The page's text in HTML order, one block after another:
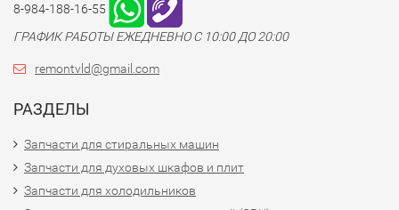
8-984-188-16-55
ГРАФИК РАБОТЫ ЕЖЕДНЕВНО С 10:00 ДО 20:00
remontvld@gmail.com
РАЗДЕЛЫ
Запчасти для стиральных машин
Запчасти для духовых шкафов и плит
Запчасти для холодильников